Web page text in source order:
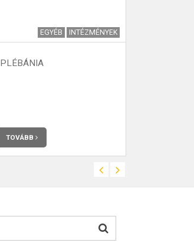
EGYÉB INTÉZMÉNYEK
PLÉBÁNIA
TOVÁBB